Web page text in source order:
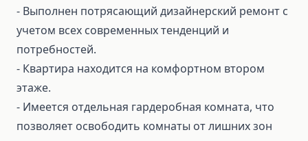
- Выполнен потрясающий дизайнерский ремонт с
учетом всех современных тенденций и
потребностей.
- Квартира находится на комфортном втором
этаже.
- Имеется отдельная гардеробная комната, что
позволяет освободить комнаты от лишних зон